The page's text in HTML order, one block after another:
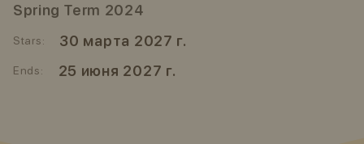
Spring Term 2024
Stars: 30 марта 2027 г.
Ends: 25 июня 2027 г.